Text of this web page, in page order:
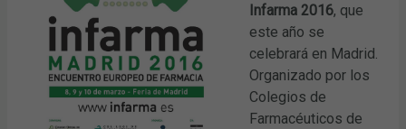
Infarma 2016, que
este año se
celebrará en Madrid.
Organizado por los
Colegios de
Farmacéuticos de